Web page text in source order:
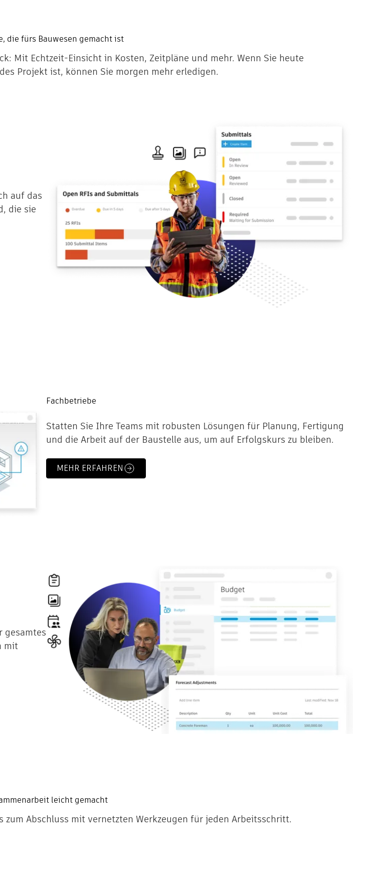
die fürs Bauwesen gemacht ist
Mit Echtzeit-Einsicht in Kosten, Zeitpläne und mehr. Wenn Sie heute
Projekt ist, können Sie morgen mehr erledigen.
auf das
die sie
Fachbetriebe
Statten Sie Ihre Teams mit robusten Lösungen für Planung, Fertigung
und die Arbeit auf der Baustelle aus, um auf Erfolgskurs zu bleiben.
MEHR ERFAHREN
gesamtes
mit
leicht gemacht
Abschluss mit vernetzten Werkzeugen für jeden Arbeitsschritt.